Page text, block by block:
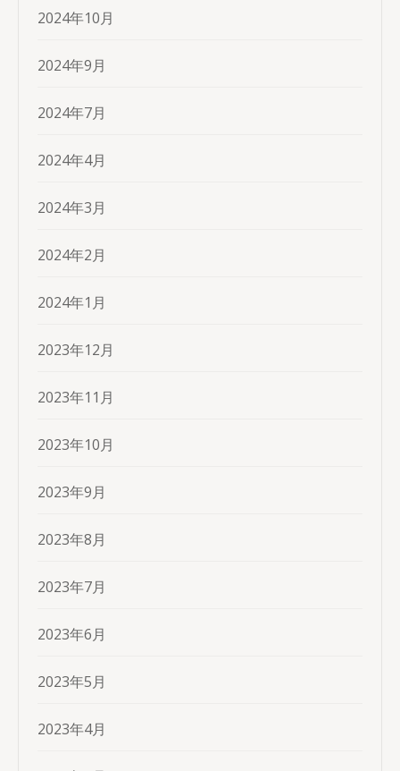
2024年10月
2024年9月
2024年7月
2024年4月
2024年3月
2024年2月
2024年1月
2023年12月
2023年11月
2023年10月
2023年9月
2023年8月
2023年7月
2023年6月
2023年5月
2023年4月